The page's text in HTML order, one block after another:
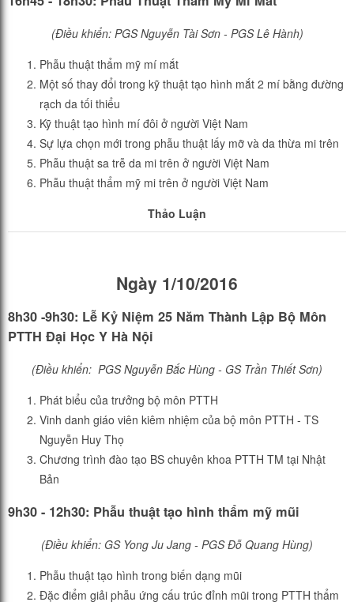
(Điều khiển: PGS Nguyễn Tài Sơn - PGS Lê Hành)
Phẫu thuật thẩm mỹ mí mắt
Một số thay đổi trong kỹ thuật tạo hình mắt 2 mí bằng đường
rạch da tối thiểu
Kỹ thuật tạo hình mí đôi ở người Việt Nam
Sự lựa chọn mới trong phẫu thuật lấy mỡ và da thừa mi trên
Phẫu thuật sa trễ da mi trên ở người Việt Nam
Phẫu thuật thẩm mỹ mi trên ở người Việt Nam
Thảo Luận
Ngày 1/10/2016
8h30 -9h30: Lễ Kỷ Niệm 25 Năm Thành Lập Bộ Môn
PTTH Đại Học Y Hà Nội
(Điều khiển: PGS Nguyễn Bắc Hùng - GS Trần Thiết Sơn)
Phát biểu của trưởng bộ môn PTTH
Vinh danh giáo viên kiêm nhiệm của bộ môn PTTH - TS
Nguyễn Huy Thọ
Chương trình đào tạo BS chuyên khoa PTTH TM tại Nhật
Bản
9h30 - 12h30: Phẫu thuật tạo hình thẩm mỹ mũi
(Điều khiển: GS Yong Ju Jang - PGS Đỗ Quang Hùng)
Phẫu thuật tạo hình trong biến dạng mũi
Đặc điểm giải phẫu ứng cấu trúc đỉnh mũi trong PTTH thẩm